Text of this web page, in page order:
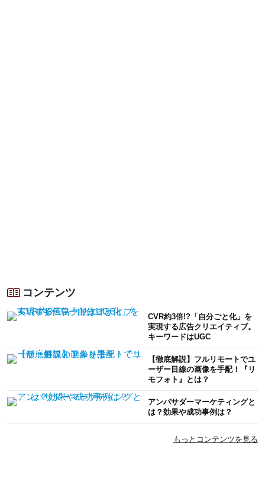
コンテンツ
CVR約3倍!?「自分ごと化」を
実現する広告クリエイティブ。
キーワードはUGC
【徹底解説】フルリモートでユ
ーザー目線の画像を手配！『リ
モフォト』とは？
アンバサダーマーケティングと
は？効果や成功事例は？
もっとコンテンツを見る